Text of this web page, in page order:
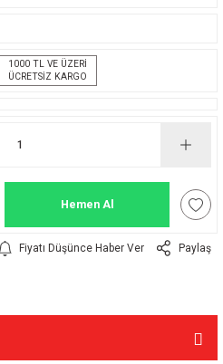
1000 TL VE ÜZERİ
ÜCRETSİZ KARGO
Hemen Al
Fiyatı Düşünce Haber Ver Paylaş